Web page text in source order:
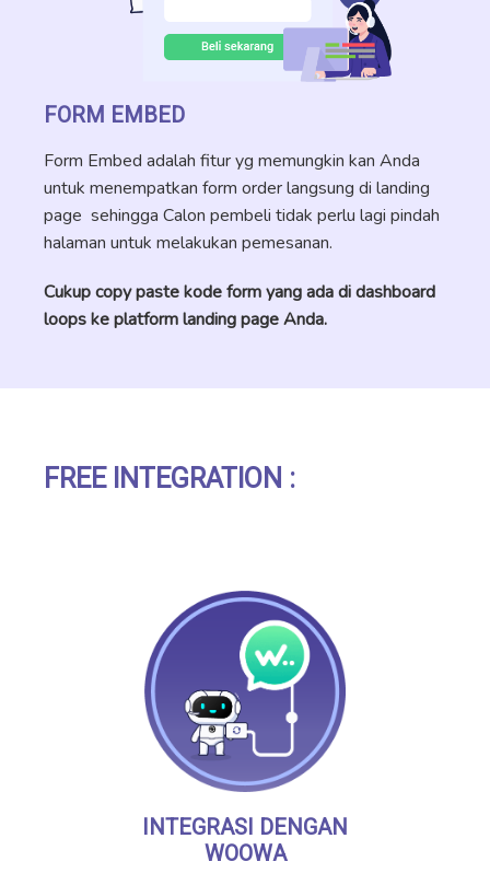
FORM EMBED
Form Embed adalah fitur yg memungkin kan Anda
untuk menempatkan form order langsung di landing
page sehingga Calon pembeli tidak perlu lagi pindah
halaman untuk melakukan pemesanan.
Cukup copy paste kode form yang ada di dashboard
loops ke platform landing page Anda.
FREE INTEGRATION :
INTEGRASI DENGAN
WOOWA